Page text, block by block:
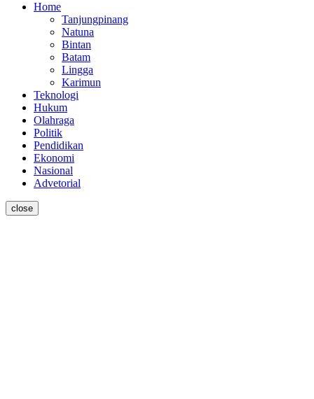
Home
Tanjungpinang
Natuna
Bintan
Batam
Lingga
Karimun
Teknologi
Hukum
Olahraga
Politik
Pendidikan
Ekonomi
Nasional
Advetorial
close